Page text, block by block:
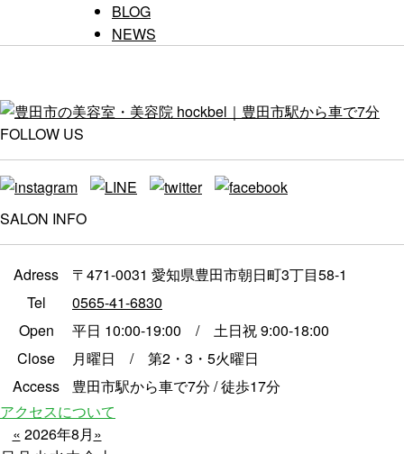
BLOG
NEWS
FOLLOW US
SALON INFO
Adress
〒471-0031 愛知県豊田市朝日町3丁目58-1
Tel
0565-41-6830
Open
平日 10:00-19:00 / 土日祝 9:00-18:00
Close
月曜日 / 第2・3・5火曜日
Access
豊田市駅から車で7分 / 徒歩17分
アクセスについて
« 2026年8月»